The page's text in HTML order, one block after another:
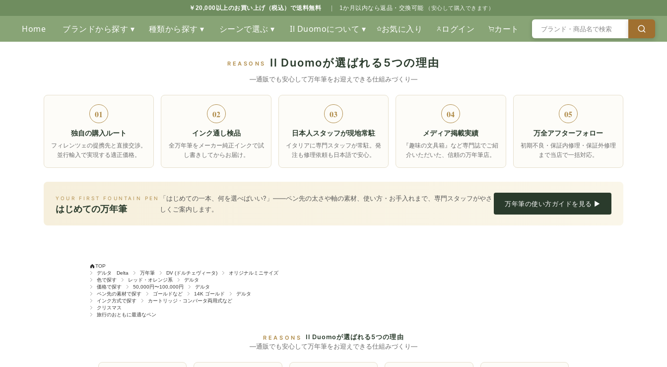
￥20,000以上のお買い上げ（税込）で送料無料 1か月以内なら返品・交換可能 （安心して購入できます）
Home ブランドから探す ▾ 種類から探す ▾ シーンで選ぶ ▾ Il Duomoについて ▾ お気に入り ログイン カート
REASONS Il Duomoが選ばれる5つの理由
―通販でも安心して万年筆をお迎えできる仕組みづくり―
01
独自の購入ルート
フィレンツェの提携先と直接交渉。
並行輸入で実現する適正価格。
02
インク通し検品
全万年筆をメーカー純正インクで試
し書きしてからお届け。
03
日本人スタッフが現地常駐
イタリアに専門スタッフが常駐。発
注も修理依頼も日本語で安心。
04
メディア掲載実績
『趣味の文具箱』など専門誌でご紹
介いただいた、信頼の万年筆店。
05
万全アフターフォロー
初期不良・保証内修理・保証外修理
まで当店で一括対応。
YOUR FIRST FOUNTAIN PEN
はじめての万年筆
「はじめての一本、何を選べばいい?」――ペン先の太さや軸の素材、使い方・お手入れまで、専門スタッフがやさ
しくご案内します。
万年筆の使い方ガイドを見る ▶
TOP
デルタ Delta
万年筆 DV (ドルチェヴィータ)
オリジナルミニサイズ
色で探す
レッド・オレンジ系
デルタ
価格で探す
50,000円〜100,000円
デルタ
ペン先の素材で探す
ゴールドなど 14K ゴールド
デルタ
インク方式で探す
カートリッジ・コンバータ両用式など
クリスマス
旅行のおともに最適なペン
REASONS Il Duomoが選ばれる5つの理由
―通販でも安心して万年筆をお迎えできる仕組みづくり―